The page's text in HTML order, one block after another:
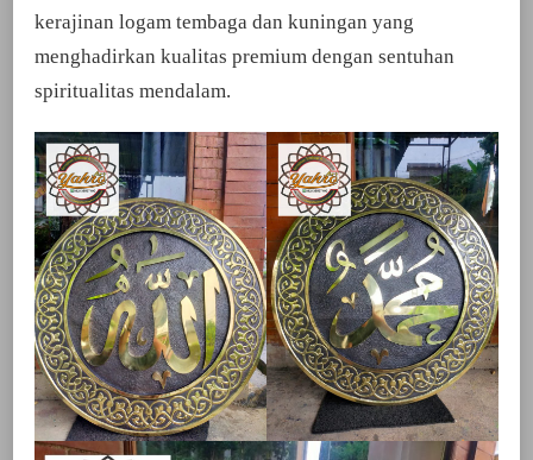
kerajinan logam tembaga dan kuningan yang
menghadirkan kualitas premium dengan sentuhan
spiritualitas mendalam.